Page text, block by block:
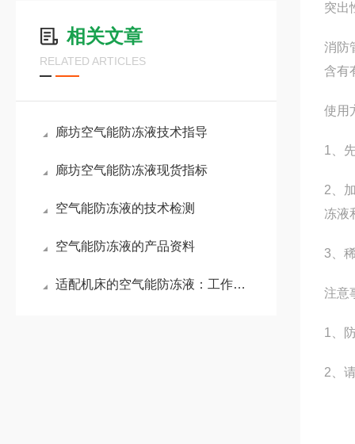
相关文章
RELATED ARTICLES
廊坊空气能防冻液技术指导
廊坊空气能防冻液现货指标
空气能防冻液的技术检测
空气能防冻液的产品资料
适配机床的空气能防冻液：工作原理与核心优势解析
突出
消防
含有
使用
1、
2、
冻液
3、
注意
1、
2、